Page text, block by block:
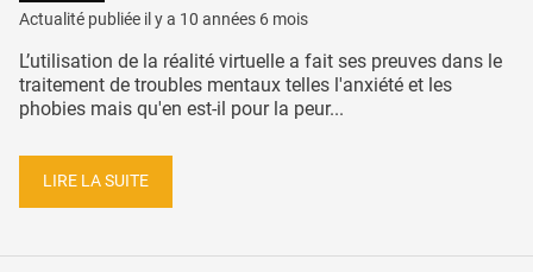
Actualité publiée il y a 10 années 6 mois
L’utilisation de la réalité virtuelle a fait ses preuves dans le
traitement de troubles mentaux telles l'anxiété et les
phobies mais qu'en est-il pour la peur...
LIRE LA SUITE